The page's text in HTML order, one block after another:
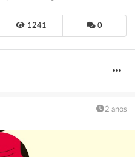
1241 0
2 anos